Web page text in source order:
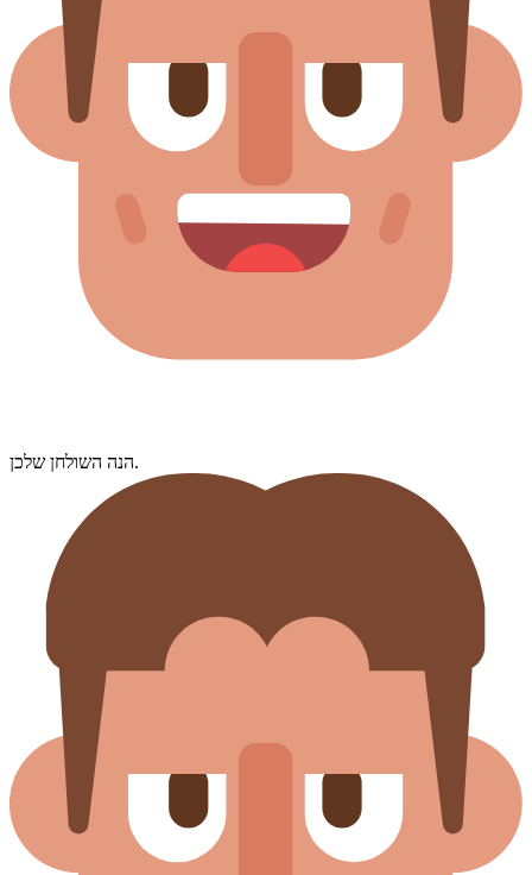
הנה השולחן שלכן.